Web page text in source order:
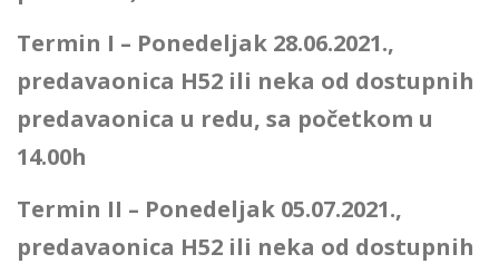
Termin I – Ponedeljak 28.06.2021.,
predavaonica H52 ili neka od dostupnih
predavaonica u redu, sa početkom u
14.00h
Termin II – Ponedeljak 05.07.2021.,
predavaonica H52 ili neka od dostupnih